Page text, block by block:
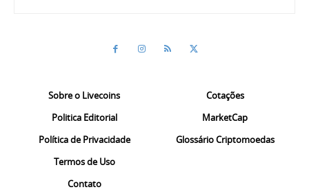
Sobre o Livecoins
Politica Editorial
Política de Privacidade
Termos de Uso
Contato
Cotações
MarketCap
Glossário Criptomoedas